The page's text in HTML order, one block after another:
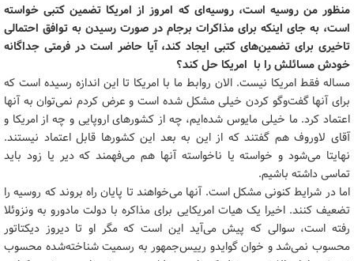
منظور من روسیه است، روسیه‌ای که امروز از امریکا تضمین کتبی خواسته
است، به جای اینکه برای مذاکرات برجام در صورت رسیدن به توافق احتمالی
تاخیری برای تضمین‌های کتبی ایجاد کند، آیا حاضر است در فرمتی جداگانه
خودش مسائلش را با امریکا حل کند؟
مساله فقط امریکا نیست. الان روابط ما با امریکا تا این اندازه رسیده است که
برای آنها گفت‌وگو کردن خیلی مشکل شده است و عرض کردم نمی‌توان به آنها
اعتماد کرد. ما خیلی مایوس شده‌ایم، چه از کشورهای اروپایی و چه از امریکا و
آقای لاوروف هم گفتند که از این به بعد این کشورها قابل اعتماد نیستند.
نهایتا می‌شود و خواسته یا ناخواسته آنها هم می‌فهمند که دیر یا زود باید
تماسی داشته‌ باشیم.
اما در شرایط کنونی مشکل است. آنها می‌خواهند تا پایان راه بروند که روسیه را
تضعیف کنند. اخیرا یک هیات امریکایی برای مذاکره با دولت مادورو به ونزوئلا
رفته است، سوالی که پیش می‌آید این است که مگر او تا دیروز دیکتاتور
محسوب نمی‌شد و خوان گوایدو رییس‌جمهور به رسمیت شناخته‌شده محسوب